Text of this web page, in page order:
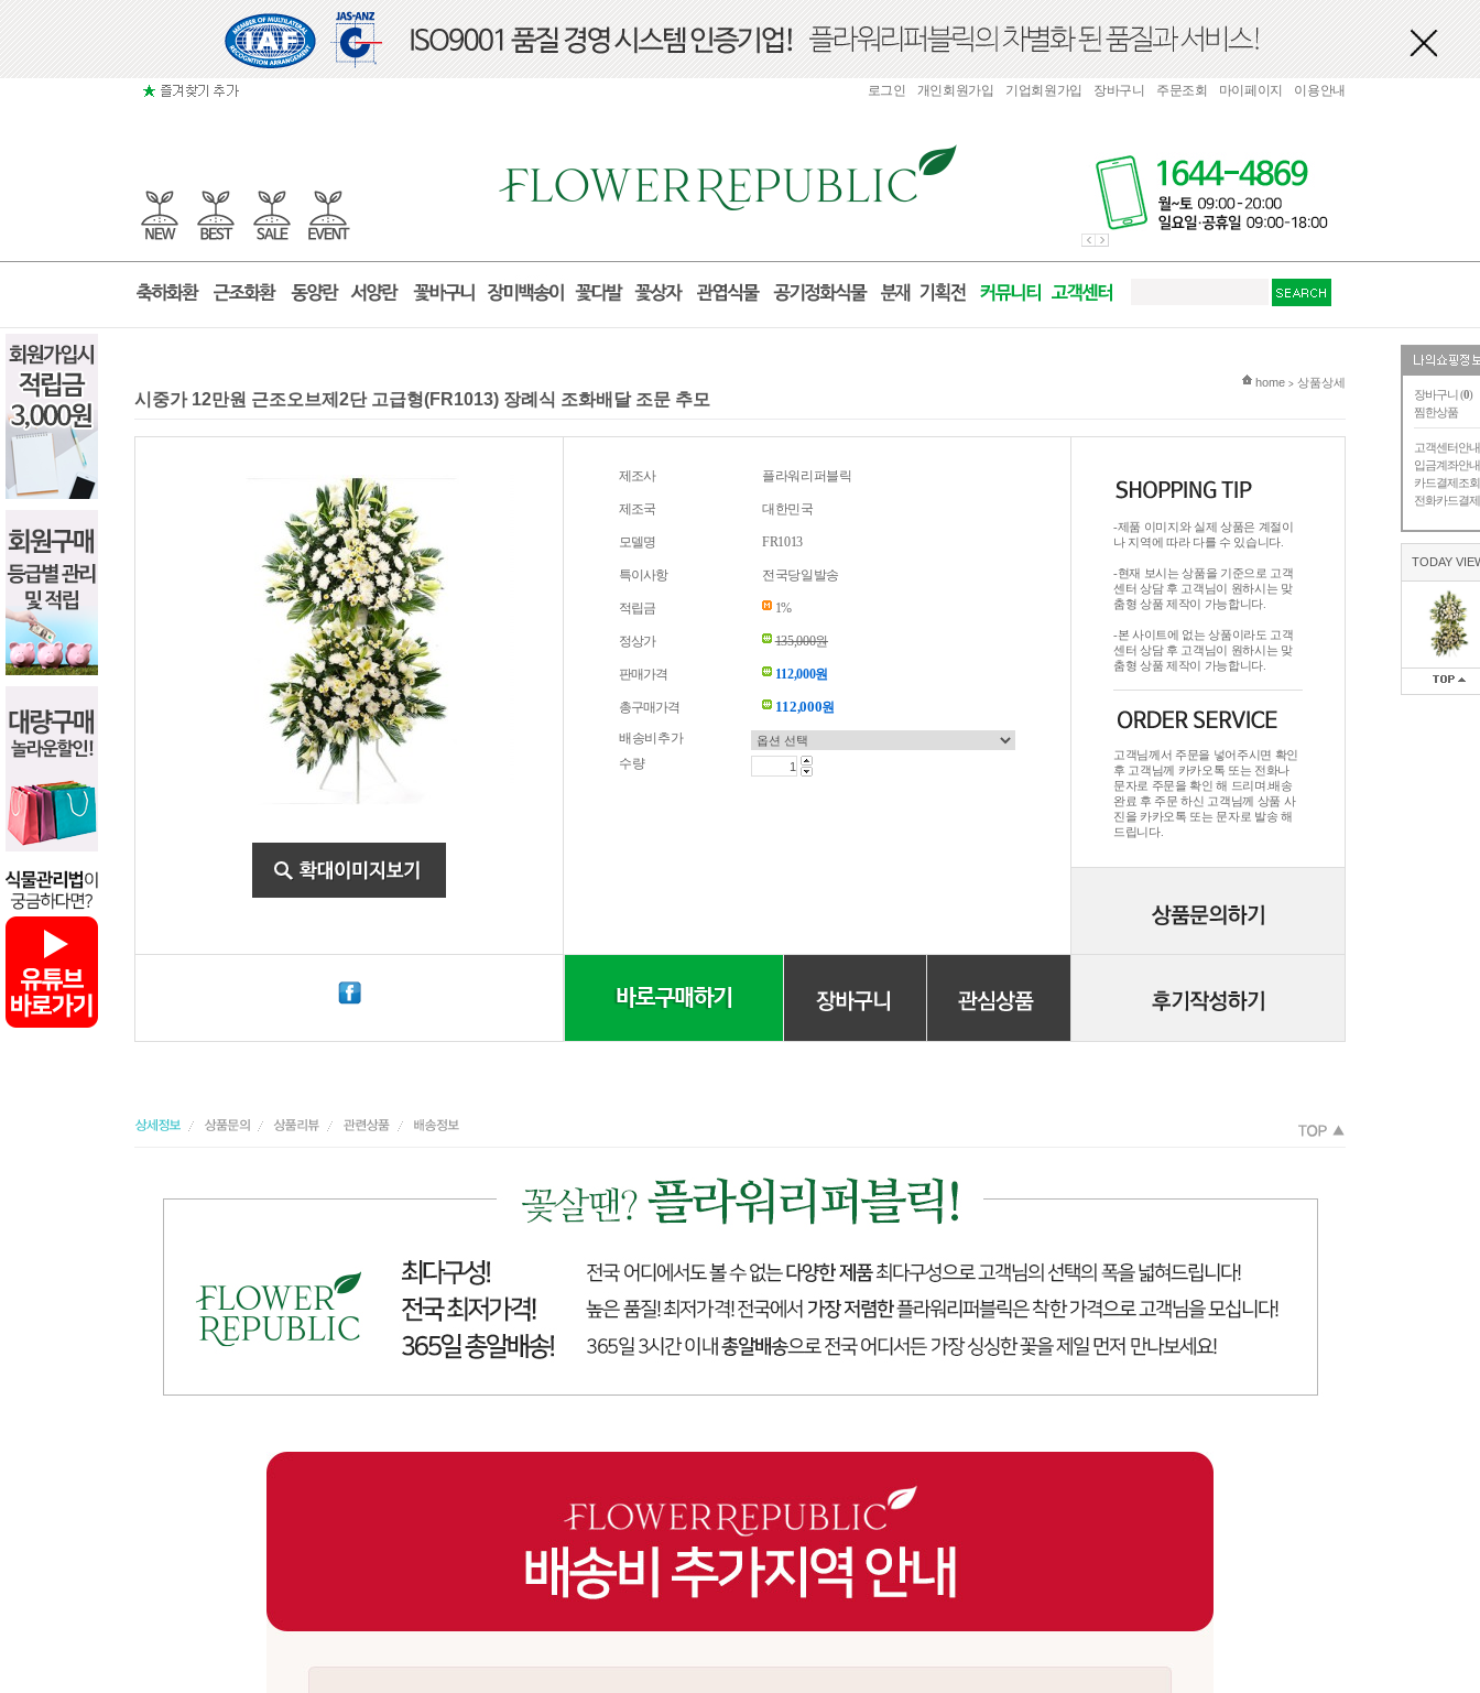
장바구니 (0)
찜한상품
고객센터안내
입금계좌안내
카드결제조회
전화카드결제
TODAY
로그인 개인회원가입 기업회원가입 장바구니 주문조회 마이페이지 이용안내
현재 위치
home > 상품상세
시중가 12만원 근조오브제2단 고급형(FR1013) 장례식 조화배달 조문 추모
제조사 플라워리퍼블릭
제조국 대한민국
모델명 FR1013
특이사항 전국당일발송
적립금 1%
정상가 135,000원
판매가격 112,000원
총구매가격 112,000원
배송비추가
수량
-제품 이미지와 실제 상품은 계절이
나 지역에 따라 다를 수 있습니다.
-현재 보시는 상품을 기준으로 고객
센터 상담 후 고객님이 원하시는 맞
춤형 상품 제작이 가능합니다.
-본 사이트에 없는 상품이라도 고객
센터 상담 후 고객님이 원하시는 맞
춤형 상품 제작이 가능합니다.
고객님께서 주문을 넣어주시면 확인
후 고객님께 카카오톡 또는 전화나
문자로 주문을 확인 해 드리며.배송
완료 후 주문 하신 고객님께 상품 사
진을 카카오톡 또는 문자로 발송 해
드립니다.